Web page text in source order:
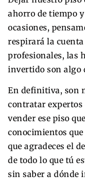
ahorro de tiempo
ocasiones,
respirará la
profesionales, las
invertido son algo
En definitiva, son
contratar expertos
vender ese piso
conocimientos
que agradeces el
de todo lo que tú
sin saber a dónde